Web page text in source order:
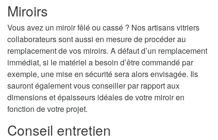
Miroirs
Vous avez un miroir fêlé ou cassé ? Nos artisans vitriers
collaborateurs sont aussi en mesure de procéder au
remplacement de vos miroirs. A défaut d’un remplacement
immédiat, si le matériel a besoin d’être commandé par
exemple, une mise en sécurité sera alors envisagée. Ils
sauront également vous conseiller par rapport aux
dimensions et épaisseurs idéales de votre miroir en
fonction de votre projet.
Conseil entretien